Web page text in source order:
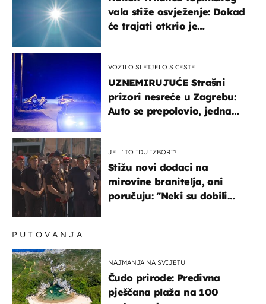
vala stiže osvježenje: Dokad
će trajati otkrio je
VOZILO SLETJELO S CESTE
UZNEMIRUJUĆE Strašni
prizori nesreće u Zagrebu:
Auto se prepolovio, jedna
JE L' TO IDU IZBORI?
Stižu novi dodaci na
mirovine branitelja, oni
poručuju: "Neki su dobili
PUTOVANJA
NAJMANJA NA SVIJETU
Čudo prirode: Predivna
pješčana plaža na 100